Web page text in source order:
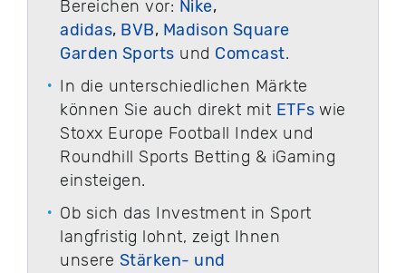
Bereichen vor: Nike,
adidas, BVB, Madison Square
Garden Sports und Comcast.
In die unterschiedlichen Märkte
können Sie auch direkt mit ETFs wie
Stoxx Europe Football Index und
Roundhill Sports Betting & iGaming
einsteigen.
Ob sich das Investment in Sport
langfristig lohnt, zeigt Ihnen
unsere Stärken- und